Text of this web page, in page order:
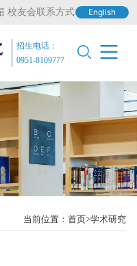
校友会联系方式 English
招生电话：
0951-8109777
当前位置：首页 学术研究